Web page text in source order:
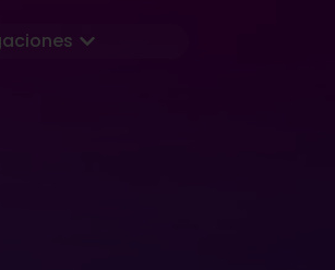
Abrir Divulgaciones